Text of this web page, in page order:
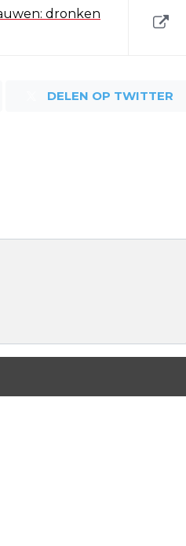
dronken
DELEN OP TWITTER